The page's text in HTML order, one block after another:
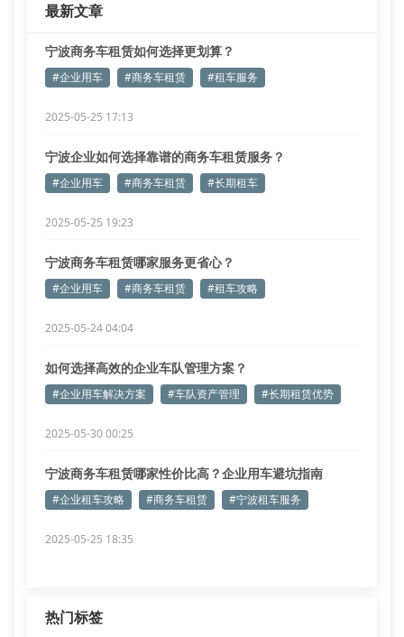
最新文章
宁波商务车租赁如何选择更划算？
#企业用车 #商务车租赁 #租车服务
2025-05-25 17:13
宁波企业如何选择靠谱的商务车租赁服务？
#企业用车 #商务车租赁 #长期租车
2025-05-25 19:23
宁波商务车租赁哪家服务更省心？
#企业用车 #商务车租赁 #租车攻略
2025-05-24 04:04
如何选择高效的企业车队管理方案？
#企业用车解决方案 #车队资产管理 #长期租赁优势
2025-05-30 00:25
宁波商务车租赁哪家性价比高？企业用车避坑指南
#企业租车攻略 #商务车租赁 #宁波租车服务
2025-05-25 18:35
热门标签